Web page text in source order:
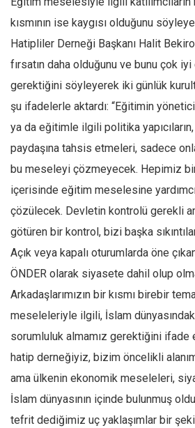
Türkiye
Siyaset
Dünya
Avrupa
İslam Dünyası
Amerika
Avustralya
Tarih
Düşünce
Dosyalar
kısmının ise kaygısı olduğunu
Hatipliler Derneği Başkanı Halit
fırsatın daha olduğunu ve bunu çok
gerektiğini söyleyerek iki günlük
şu ifadelerle aktardı: “Eğitimin
ya da eğitimle ilgili politika
paydaşına tahsis etmeleri, sadece
bu meseleyi çözmeyecek. Hepimiz
içerisinde eğitim meselesine
çözülecek. Devletin kontrolü gerekli
götüren bir kontrol, bizi başka
Açık veya kapalı oturumlarda öne
ÖNDER olarak siyasete dahil olup
Arkadaşlarımızın bir kısmı birebir
meseleleriyle ilgili, İslam
sorumluluk almamız gerektiğini ifade
hatip derneğiyiz, bizim öncelikli
ama ülkenin ekonomik meseleleri,
İslam dünyasının içinde bulunmuş
tefrit dediğimiz uç yaklaşımlar bir